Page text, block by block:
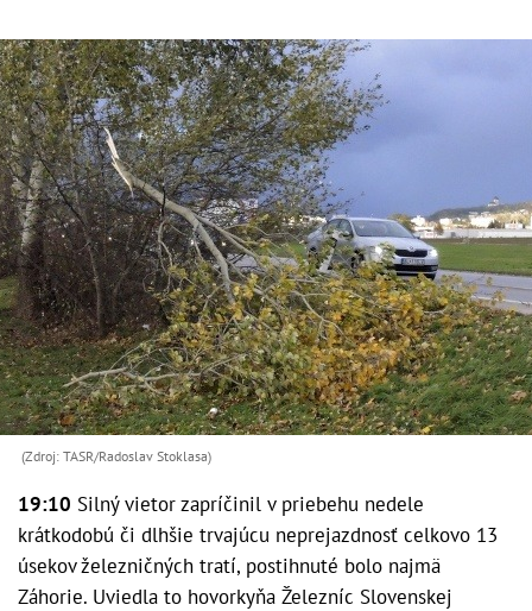
(Zdroj: TASR/Radoslav Stoklasa)
19:10 Silný vietor zapríčinil v priebehu nedele
krátkodobú či dlhšie trvajúcu neprejazdnosť celkovo 13
úsekov železničných tratí, postihnuté bolo najmä
Záhorie. Uviedla to hovorkyňa Železníc Slovenskej